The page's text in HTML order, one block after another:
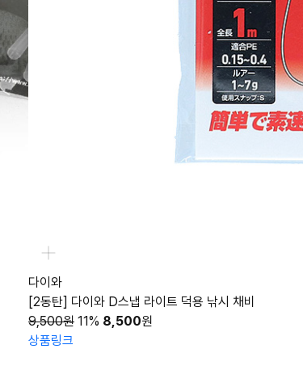
다이와
[2동탄] 다이와 D스냅 라이트 덕용 낚시 채비
9,500원 11% 8,500원
상품링크